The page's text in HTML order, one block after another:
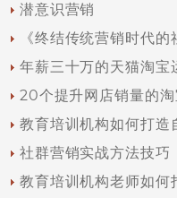
潜意识营销
《终结传统营销时代
年薪三十万的天猫淘宝
20个提升网店销量的淘
教育培训机构如何打造
社群营销实战方法技巧
教育培训机构老师如何